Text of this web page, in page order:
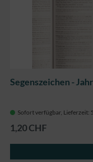
Segenszeichen -
Sofort verfügbar, Lieferzeit:
1,20 CHF